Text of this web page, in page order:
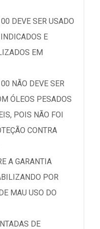
DEVE SER USADO
E
EM
NÃO DEVE SER
ÓLEOS PESADOS
POIS NÃO FOI
CONTRA
A GARANTIA
POR
MAU USO DO
DE